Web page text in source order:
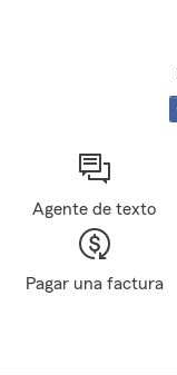
Agente de texto
Pagar una factura